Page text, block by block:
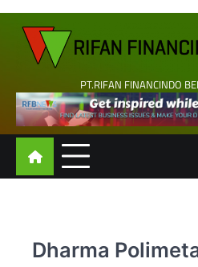
Skip
content
PT.RIFAN FINANCINDO
Dharma